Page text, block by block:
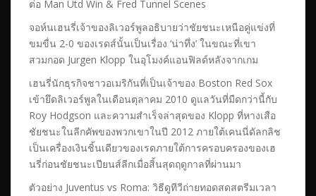
ต่อ Man Utd Win & Fred Tunnel Scenes
จอห์นเฮนรี่เจ้าของลิเวอร์พูลอธิบายว่าชัยชนะเหนือคู่แข่งที่
ขมขื่น 2-0 ของเรดส์นั้นเป็นเรื่อง ‘น่าทึ่ง’ ในขณะที่เขา
สวมกอด Jurgen Klopp ในอุโมงค์แอนฟิลด์หลังจากเกม
เฮนรี่นักธุรกิจชาวอเมริกันที่เป็นเจ้าของ Boston Red Sox
เข้ายึดลิเวอร์พูลในเดือนตุลาคม 2010 ดูแลวันที่มืดกว่านี้กับ
Roy Hodgson และความสำเร็จล่าสุดของ Klopp ที่หางเสือ
ชัยชนะในลีกคัพของพวกเขาในปี 2012 ภายใต้เคนนี่ดัลกลิช
เป็นเครื่องเงินชิ้นเดียวของเรดภายใต้การครอบครองของเฮ
นรี่ก่อนชัยชนะเปียนส์ลีกเมื่อสิ้นสุดฤดูกาลที่ผ่านมา
ตัวอย่าง Juventus vs Roma: วิธีดูทีวีถ่ายทอดสดสตรีมเวลา